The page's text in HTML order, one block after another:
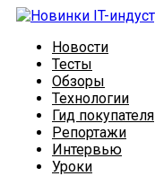
Новости
Тесты
Обзоры
Технологии
Гид покупателя
Репортажи
Интервью
Уроки